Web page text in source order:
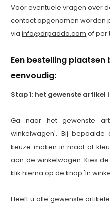
Voor eventuele vragen over
contact opgenomen worden
viainfo@drpaddo.com of per
Een bestelling plaatsen
eenvoudig:
Stap 1: het gewenste
Ga naar het gewenste
winkelwagen'. Bij
keuze maken in maat of
aan de winkelwagen. Kies
klik hierna op de knop 'In
Heeft u alle gewenste